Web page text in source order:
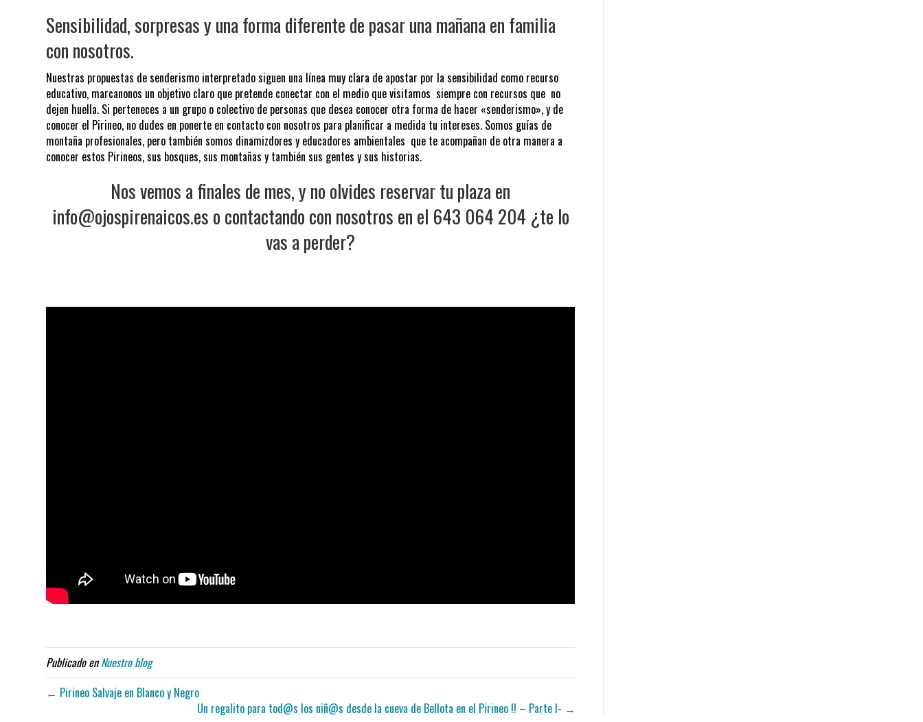
Sensibilidad, sorpresas y una forma diferente de pasar una mañana en familia
con nosotros.
Nuestras propuestas de senderismo interpretado siguen una línea muy clara de apostar por la sensibilidad como recurso
educativo, marcanonos un objetivo claro que pretende conectar con el medio que visitamos siempre con recursos que no
dejen huella. Si perteneces a un grupo o colectivo de personas que desea conocer otra forma de hacer «senderismo», y de
conocer el Pirineo, no dudes en ponerte en contacto con nosotros para planificar a medida tu intereses. Somos guías de
montaña profesionales, pero también somos dinamizdores y educadores ambientales que te acompañan de otra manera a
conocer estos Pirineos, sus bosques, sus montañas y también sus gentes y sus historias.
Nos vemos a finales de mes, y no olvides reservar tu plaza en
info@ojospirenaicos.es o contactando con nosotros en el 643 064 204 ¿te lo
vas a perder?
Publicado enNuestro blog
← Pirineo Salvaje en Blanco y Negro
Un regalito para tod@s los niñ@s desde la cueva de Bellota en el Pirineo !! – Parte I- →